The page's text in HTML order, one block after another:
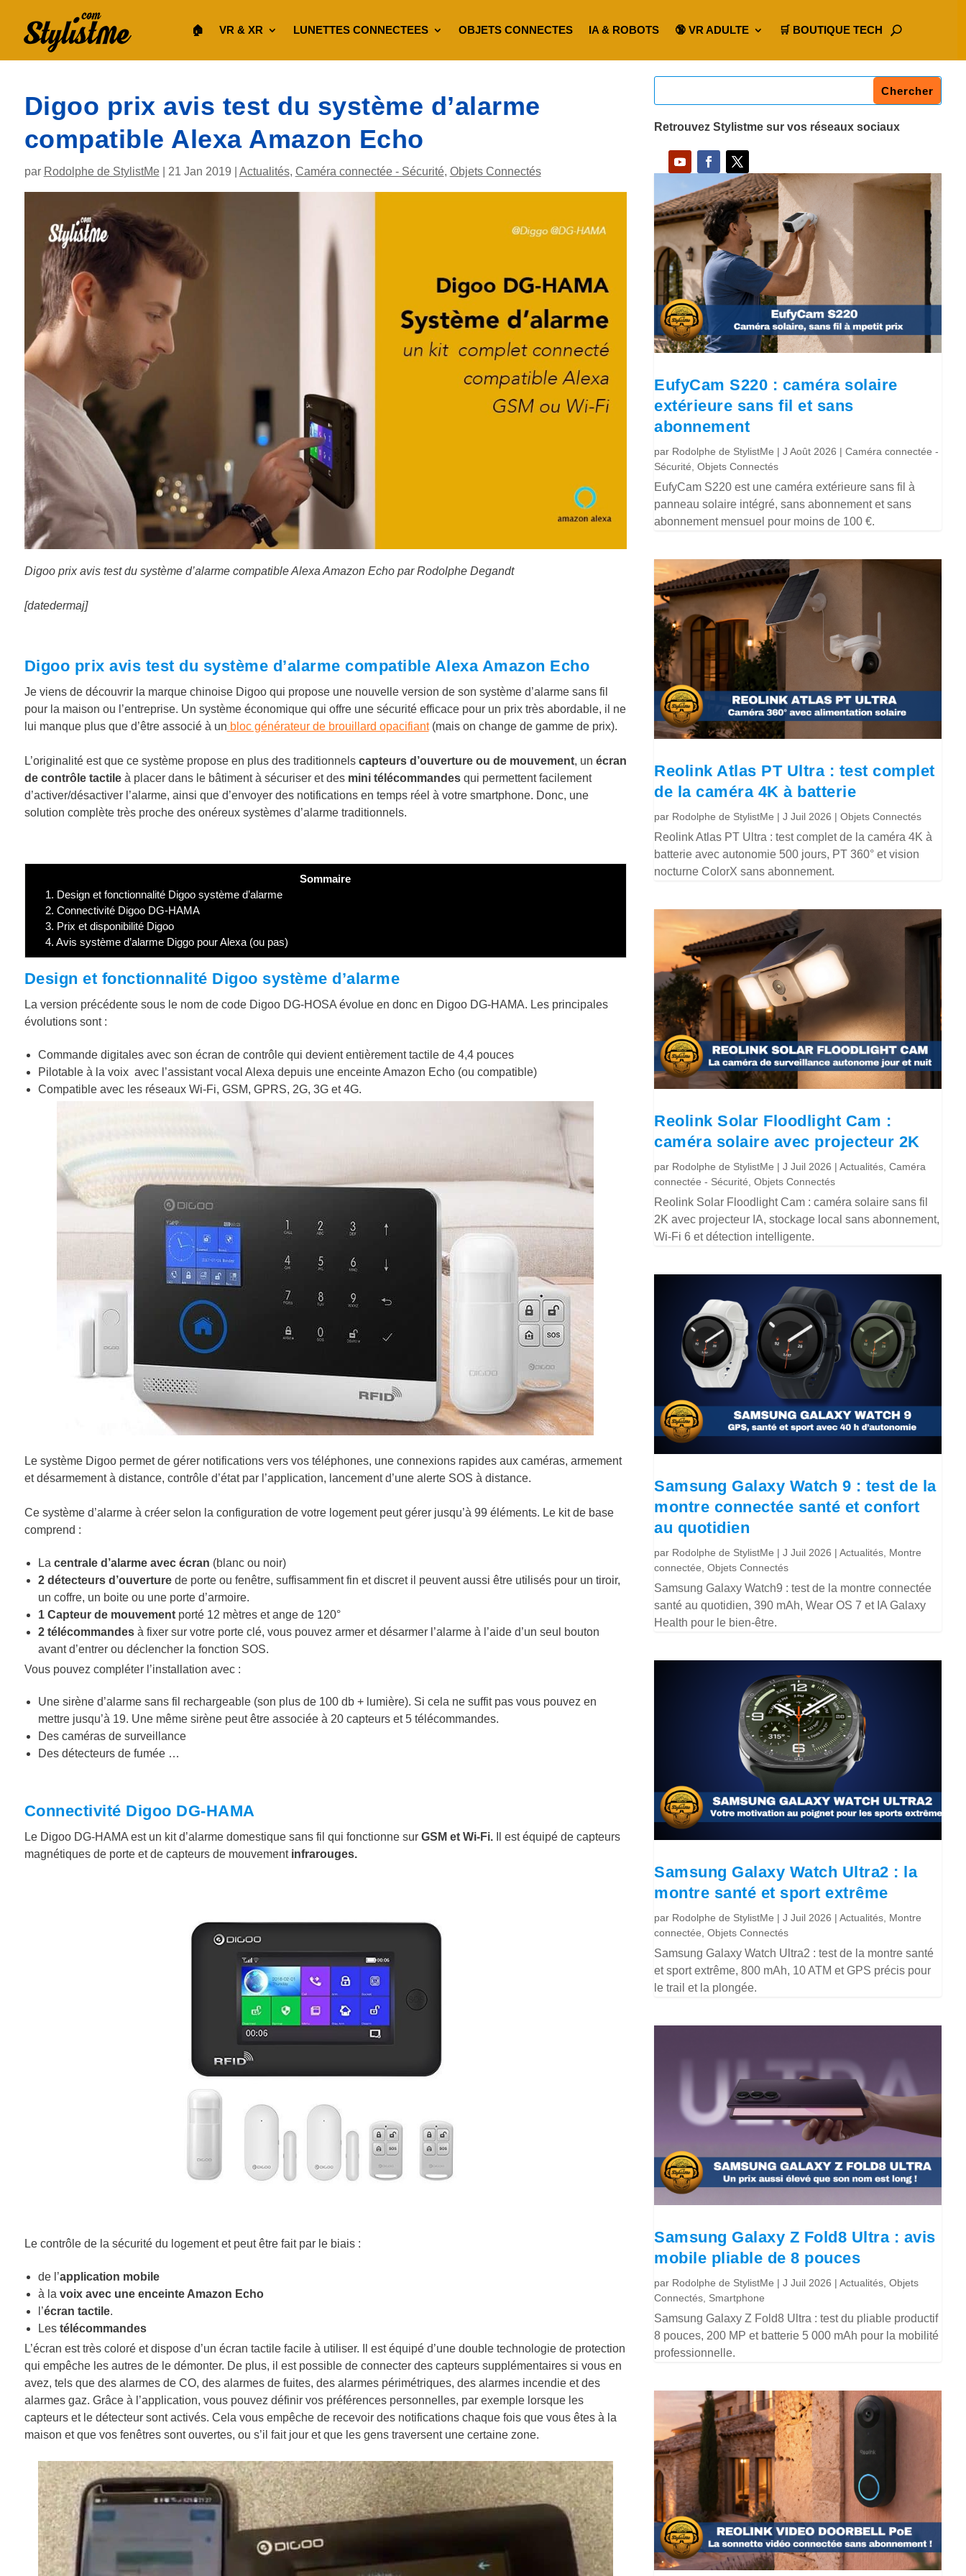
🏠︎ VR & XR LUNETTES CONNECTEES OBJETS CONNECTES IA & ROBOTS 🔞 VR ADULTE 🛒 BOUTIQUE TECH
Digoo prix avis test du système d’alarme
compatible Alexa Amazon Echo
par Rodolphe de StylistMe| 21 Jan 2019 Actualités, Caméra connectée - Sécurité, Objets Connectés
Digoo prix avis test du système d’alarme compatible Alexa Amazon Echo par Rodolphe Degandt
[datedermaj]
Digoo prix avis test du système d’alarme compatible Alexa Amazon Echo
Je viens de découvrir la marque chinoise Digoo qui propose une nouvelle version de son système d’alarme sans fil
pour la maison ou l’entreprise. Un système économique qui offre une sécurité efficace pour un prix très abordable, il ne
lui manque plus que d’être associé à un bloc générateur de brouillard opacifiant(mais on change de gamme de prix).
L’originalité est que ce système propose en plus des traditionnels capteurs d’ouverture ou de mouvement, un écran
de contrôle tactileà placer dans le bâtiment à sécuriser et desmini télécommandesqui permettent facilement
d’activer/désactiver l’alarme, ainsi que d’envoyer des notifications en temps réel à votre smartphone. Donc, une
solution complète très proche des onéreux systèmes d’alarme traditionnels.
Sommaire
1. Design et fonctionnalité Digoo système d’alarme
2. Connectivité Digoo DG-HAMA
3. Prix et disponibilité Digoo
4. Avis système d’alarme Diggo pour Alexa (ou pas)
Design et fonctionnalité Digoo système d’alarme
La version précédente sous le nom de code Digoo DG-HOSA évolue en donc en Digoo DG-HAMA. Les principales
évolutions sont :
Commande digitales avec son écran de contrôle qui devient entièrement tactile de 4,4 pouces
Pilotable à la voix avec l’assistant vocal Alexa depuis une enceinte Amazon Echo (ou compatible)
Compatible avec les réseaux Wi-Fi, GSM, GPRS, 2G, 3G et 4G.
Le système Digoo permet de gérer notifications vers vos téléphones, une connexions rapides aux caméras, armement
et désarmement à distance, contrôle d’état par l’application, lancement d’une alerte SOS à distance.
Ce système d’alarme à créer selon la configuration de votre logement peut gérer jusqu’à 99 éléments. Le kit de base
comprend :
La centrale d’alarme avec écran (blanc ou noir)
2 détecteurs d’ouverturede porte ou fenêtre, suffisamment fin et discret il peuvent aussi être utilisés pour un tiroir,
un coffre, un boite ou une porte d’armoire.
1 Capteur de mouvementporté 12 mètres et ange de 120°
2 télécommandesà fixer sur votre porte clé, vous pouvez armer et désarmer l’alarme à l’aide d’un seul bouton
avant d’entrer ou déclencher la fonction SOS.
Vous pouvez compléter l’installation avec :
Une sirène d’alarme sans fil rechargeable (son plus de 100 db + lumière). Si cela ne suffit pas vous pouvez en
mettre jusqu’à 19. Une même sirène peut être associée à 20 capteurs et 5 télécommandes.
Des caméras de surveillance
Des détecteurs de fumée …
Connectivité Digoo DG-HAMA
Le Digoo DG-HAMA est un kit d’alarme domestique sans fil qui fonctionne surGSM et Wi-Fi.Il est équipé de capteurs
magnétiques de porte et de capteurs de mouvement infrarouges.
Le contrôle de la sécurité du logement et peut être fait par le biais :
de l’application mobile
à la voix avec une enceinte Amazon Echo
l’écran tactile.
Les télécommandes
L’écran est très coloré et dispose d’un écran tactile facile à utiliser. Il est équipé d’une double technologie de protection
qui empêche les autres de le démonter. De plus, il est possible de connecter des capteurs supplémentaires si vous en
avez, tels que des alarmes de CO, des alarmes de fuites, des alarmes périmétriques, des alarmes incendie et des
alarmes gaz. Grâce à l’application, vous pouvez définir vos préférences personnelles, par exemple lorsque les
capteurs et le détecteur sont activés. Cela vous empêche de recevoir des notifications chaque fois que vous êtes à la
maison et que vos fenêtres sont ouvertes, ou s’il fait jour et que les gens traversent une certaine zone.
Retrouvez Stylistme sur vos réseaux sociaux
EufyCam S220 : caméra solaire
extérieure sans fil et sans
abonnement
par Rodolphe de StylistMe |J Août 2026 |Caméra connectée -
Sécurité ,Objets Connectés
EufyCam S220 est une caméra extérieure sans fil à
panneau solaire intégré, sans abonnement et sans
abonnement mensuel pour moins de 100 €.
Reolink Atlas PT Ultra : test complet
de la caméra 4K à batterie
par Rodolphe de StylistMe |J Juil 2026 |Objets Connectés
Reolink Atlas PT Ultra : test complet de la caméra 4K à
batterie avec autonomie 500 jours, PT 360° et vision
nocturne ColorX sans abonnement.
Reolink Solar Floodlight Cam :
caméra solaire avec projecteur 2K
par Rodolphe de StylistMe |J Juil 2026 |Actualités ,Caméra
connectée - Sécurité ,Objets Connectés
Reolink Solar Floodlight Cam : caméra solaire sans fil
2K avec projecteur IA, stockage local sans abonnement,
Wi-Fi 6 et détection intelligente.
Samsung Galaxy Watch 9 : test de la
montre connectée santé et confort
au quotidien
par Rodolphe de StylistMe |J Juil 2026 |Actualités Montre
connectée ,Objets Connectés
Samsung Galaxy Watch9 : test de la montre connectée
santé au quotidien, 390 mAh, Wear OS 7 et IA Galaxy
Health pour le bien-être.
Samsung Galaxy Watch Ultra2 : la
montre santé et sport extrême
par Rodolphe de StylistMe |J Juil 2026 |Actualités Montre
connectée ,Objets Connectés
Samsung Galaxy Watch Ultra2 : test de la montre santé
et sport extrême, 800 mAh, 10 ATM et GPS précis pour
le trail et la plongée.
Samsung Galaxy Z Fold8 Ultra : avis
mobile pliable de 8 pouces
par Rodolphe de StylistMe |J Juil 2026 |Actualités ,Objets
Connectés Smartphone
Samsung Galaxy Z Fold8 Ultra : test du pliable productif
8 pouces, 200 MP et batterie 5 000 mAh pour la mobilité
professionnelle.